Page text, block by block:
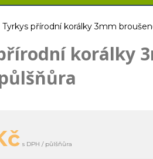
Tyrkys přírodní korálky 3mm
korálky
s DPH / půlšňůra